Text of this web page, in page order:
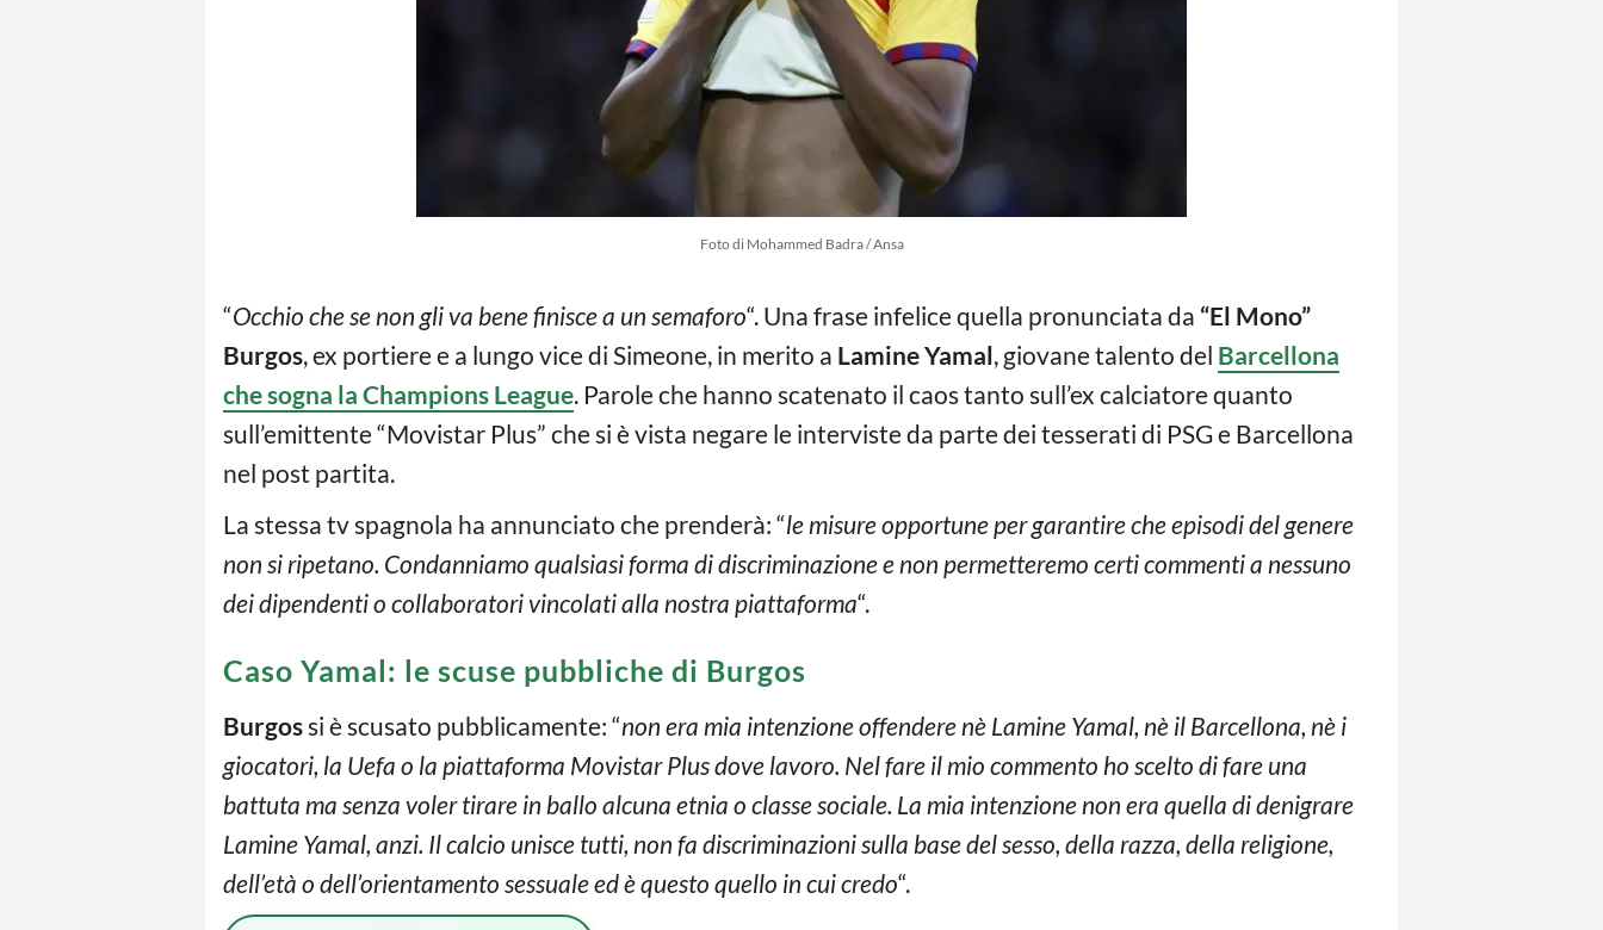
Foto di Mohammed Badra / Ansa
“Occhio che se non gli va bene finisce a un semaforo“. Una frase infelice quella pronunciata da “El Mono”
Burgos, ex portiere e a lungo vice di Simeone, in merito a Lamine Yamal, giovane talento del Barcellona
che sogna la Champions League. Parole che hanno scatenato il caos tanto sull’ex calciatore quanto
sull’emittente “Movistar Plus” che si è vista negare le interviste da parte dei tesserati di PSG e Barcellona
nel post partita.
La stessa tv spagnola ha annunciato che prenderà: “le misure opportune per garantire che episodi del genere
non si ripetano. Condanniamo qualsiasi forma di discriminazione e non permetteremo certi commenti a nessuno
dei dipendenti o collaboratori vincolati alla nostra piattaforma“.
Caso Yamal: le scuse pubbliche di Burgos
Burgossi è scusato pubblicamente: “non era mia intenzione offendere nè Lamine Yamal, nè il Barcellona, nè i
giocatori, la Uefa o la piattaforma Movistar Plus dove lavoro. Nel fare il mio commento ho scelto di fare una
battuta ma senza voler tirare in ballo alcuna etnia o classe sociale. La mia intenzione non era quella di denigrare
Lamine Yamal, anzi. Il calcio unisce tutti, non fa discriminazioni sulla base del sesso, della razza, della religione,
dell’età o dell’orientamento sessuale ed è questo quello in cui credo“.